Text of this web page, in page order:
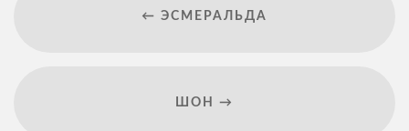
← ЭСМЕРАЛЬДА
ШОН →